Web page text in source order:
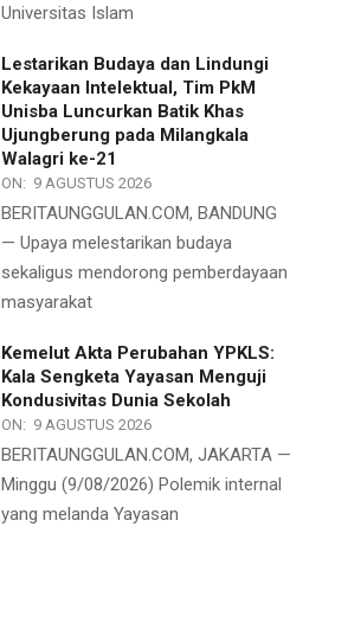
Universitas Islam
Lestarikan Budaya dan Lindungi
Kekayaan Intelektual, Tim PkM
Unisba Luncurkan Batik Khas
Ujungberung pada Milangkala
Walagri ke-21
ON: 9 AGUSTUS 2026
BERITAUNGGULAN.COM, BANDUNG
— Upaya melestarikan budaya
sekaligus mendorong pemberdayaan
masyarakat
Kemelut Akta Perubahan YPKLS:
Kala Sengketa Yayasan Menguji
Kondusivitas Dunia Sekolah
ON: 9 AGUSTUS 2026
BERITAUNGGULAN.COM, JAKARTA —
Minggu (9/08/2026) Polemik internal
yang melanda Yayasan